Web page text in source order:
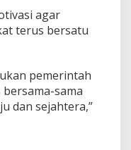
agar
terus bersatu
pemerintah
bersama-sama
dan sejahtera,”